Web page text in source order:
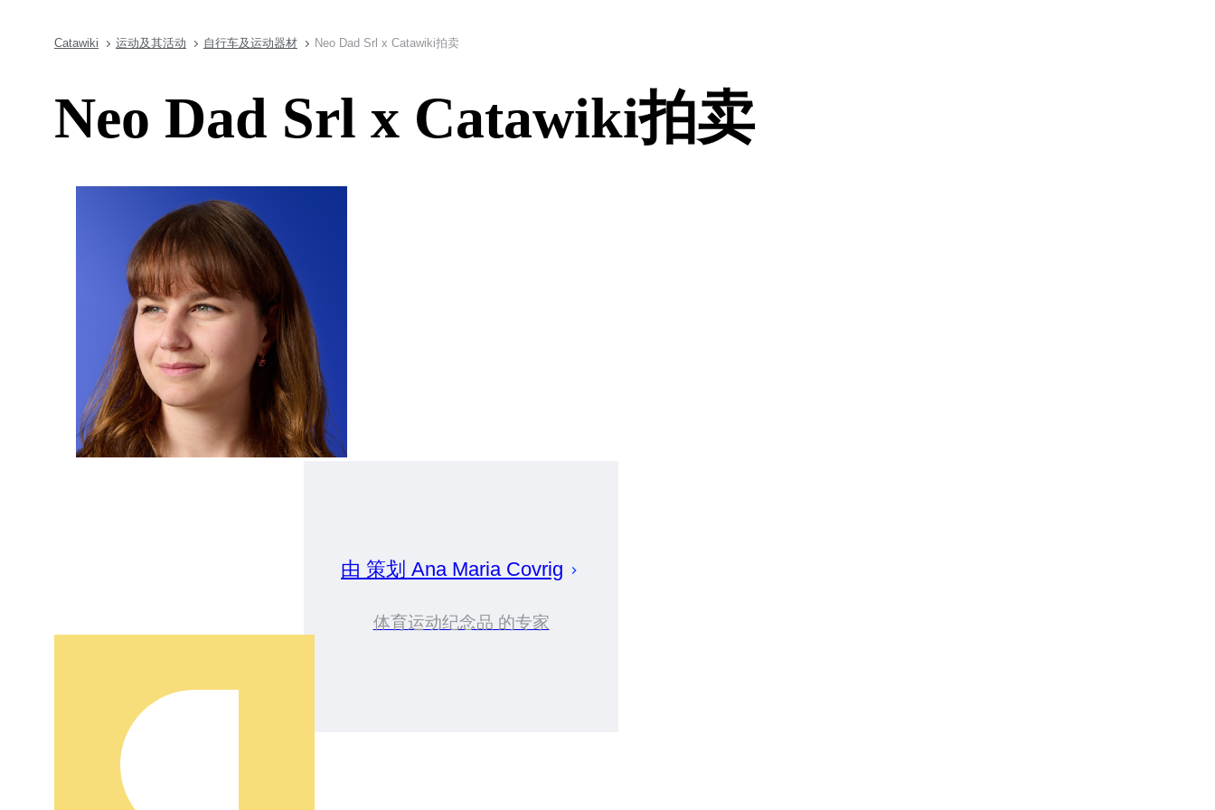
Catawiki 运动及其活动 自行车及运动器材 Neo Dad Srl x Catawiki拍卖
Neo Dad Srl x Catawiki拍卖
由 策划 Ana Maria Covrig
体育运动纪念品 的专家